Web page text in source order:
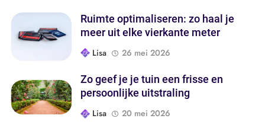
Ruimte optimaliseren: zo haal je
meer uit elke vierkante meter
Lisa
26 mei 2026
Zo geef je je tuin een frisse en
persoonlijke uitstraling
Lisa
20 mei 2026